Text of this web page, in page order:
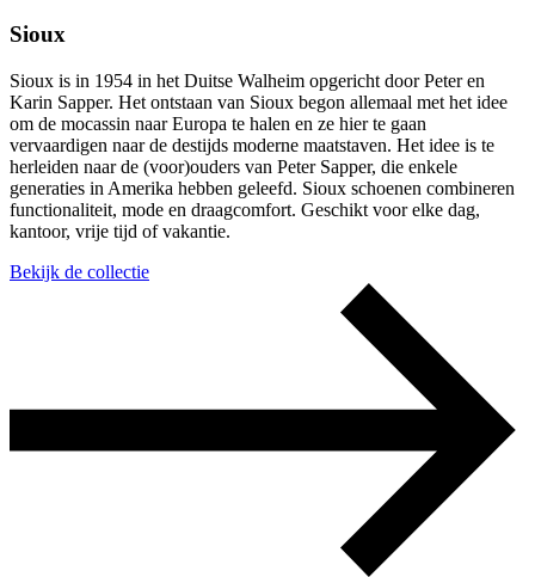
Sioux
Sioux is in 1954 in het Duitse Walheim opgericht door Peter en
Karin Sapper. Het ontstaan van Sioux begon allemaal met het idee
om de mocassin naar Europa te halen en ze hier te gaan
vervaardigen naar de destijds moderne maatstaven. Het idee is te
herleiden naar de (voor)ouders van Peter Sapper, die enkele
generaties in Amerika hebben geleefd. Sioux schoenen combineren
functionaliteit, mode en draagcomfort. Geschikt voor elke dag,
kantoor, vrije tijd of vakantie.
Bekijk de collectie